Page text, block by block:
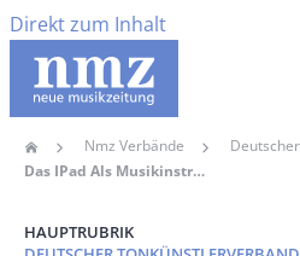
Direkt zum Inhalt
Pfadnavigation
Home Nmz Verbände
Das IPad Als Musikinstrument
HAUPTRUBRIK